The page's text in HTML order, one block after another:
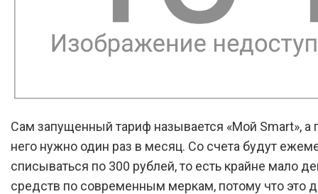
Сам запущенный тариф называется «Мой Smart», а
него нужно один раз в месяц. Со счета будут
списываться по 300 рублей, то есть крайне мало
средств по современным меркам, потому что это